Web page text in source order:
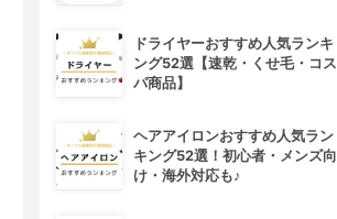
ドライヤーおすすめ人気ランキ
ング52選【速乾・くせ毛・コス
パ商品】
ヘアアイロンおすすめ人気ラン
キング52選！初心者・メンズ向
け・海外対応も♪